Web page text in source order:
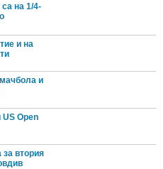
на 1/4-
и на
и
US Open
за втория